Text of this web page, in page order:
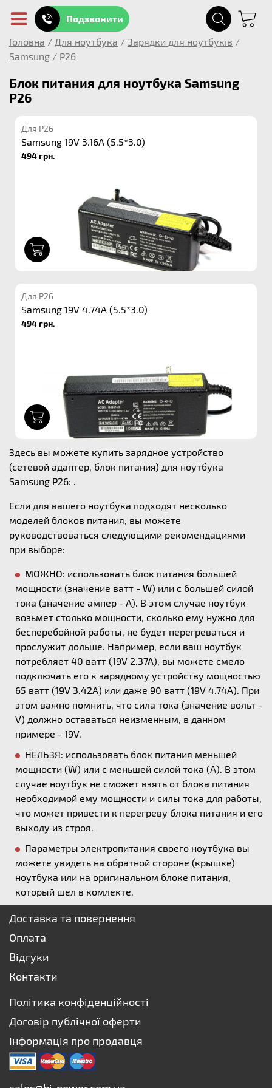
Подзвонити
Головна / Для ноутбука / Зарядки для ноутбуків /
Samsung / P26
Блок питания для ноутбука Samsung
P26
Для P26
Samsung 19V 3.16A (5.5*3.0)
494 грн.
Для P26
Samsung 19V 4.74A (5.5*3.0)
494 грн.
Здесь вы можете купить зарядное устройство
(сетевой адаптер, блок питания) для ноутбука
Samsung P26: .
Если для вашего ноутбука подходят несколько
моделей блоков питания, вы можете
руководствоваться следующими рекомендациями
при выборе:
МОЖНО: использовать блок питания большей
мощности (значение ватт - W) или с большей силой
тока (значение ампер - А). В этом случае ноутбук
возьмет столько мощности, сколько ему нужно для
бесперебойной работы, не будет перегреваться и
прослужит дольше. Например, если ваш ноутбук
потребляет 40 ватт (19V 2.37A), вы можете смело
подключать его к зарядному устройству мощностью
65 ватт (19V 3.42A) или даже 90 ватт (19V 4.74A). При
этом важно помнить, что сила тока (значение вольт -
V) должно оставаться неизменным, в данном
примере - 19V.
НЕЛЬЗЯ: использовать блок питания меньшей
мощности (W) или с меньшей силой тока (А). В этом
случае ноутбук не сможет взять от блока питания
необходимой ему мощности и силы тока для работы,
что может привести к перегреву блока питания и его
выходу из строя.
Параметры электропитания своего ноутбука вы
можете увидеть на обратной стороне (крышке)
ноутбука или на оригинальном блоке питания,
который шел в комлекте.
Доставка та повернення
Оплата
Відгуки
Контакти
Політика конфіденційності
Договір публічної оферти
Інформація про продавця